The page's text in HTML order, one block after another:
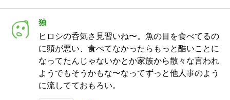
独
ヒロシの呑気さ見習いね〜。魚の目を食べてるの
に頭が悪い、食べてなかったらもっと酷いことに
なってたんじゃないかとか家族から散々な言われ
ようでもそうかもな〜なってずっと他人事のよう
に流してておもろい。